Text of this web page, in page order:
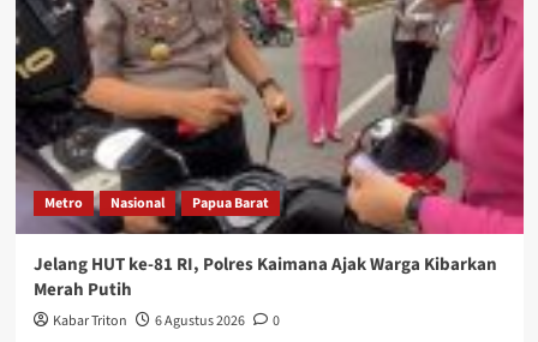
Metro Nasional Papua Barat
Jelang HUT ke-81 RI, Polres Kaimana Ajak Warga Kibarkan
Merah Putih
Kabar Triton 6 Agustus 2026 0